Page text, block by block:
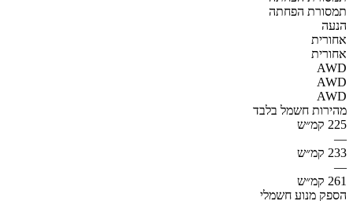
תמסורת הפחתה
הנעה
אחורית
אחורית
AWD
AWD
AWD
מהירות חשמל בלבד
225 קמ״ש
—
233 קמ״ש
—
261 קמ״ש
הספק מנוע חשמלי